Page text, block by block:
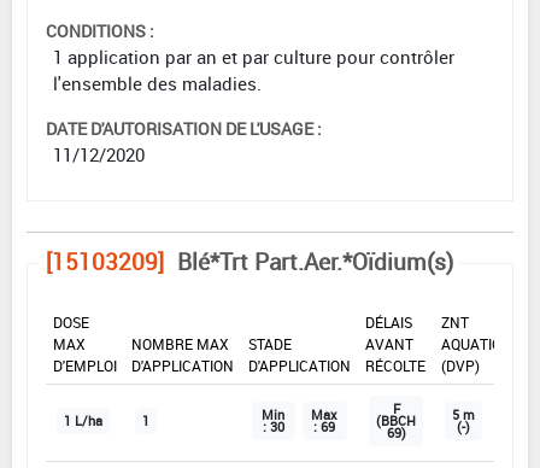
CONDITIONS :
1 application par an et par culture pour contrôler
l'ensemble des maladies.
DATE D'AUTORISATION DE L'USAGE :
11/12/2020
[15103209] Blé*Trt Part.Aer.*Oïdium(s)
DOSE
MAX
D'EMPLOI
NOMBRE MAX
D'APPLICATION
STADE
D'APPLICATION
DÉLAIS
AVANT
RÉCOLTE
ZNT
AQUATIQUE
(DVP)
1 L/ha 1 Min
: 30
Max
: 69
F
(BBCH
69)
5 m
(-)